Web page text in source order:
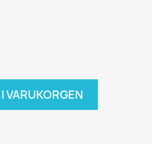
VARUKORGEN